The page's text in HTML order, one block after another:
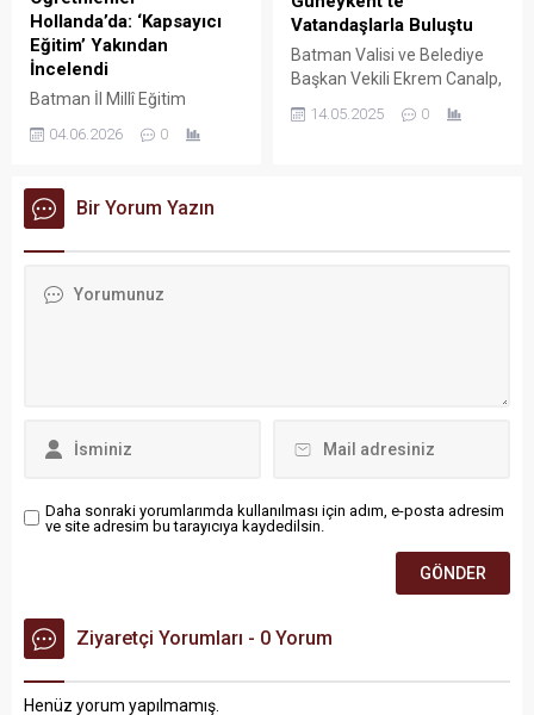
Hollanda’da: ‘Kapsayıcı
Eğitim’ Yakından
İncelendi
Batman İl Millî Eğitim
koordinatörlüğünde
Eğitimi Akreditasyonu
projesi kapsamında
Başı Gözlem" (Job
04.06.2026 0
Vatandaşlarla Buluştu
Batman Valisi ve Belediye
Başkan Vekili Ekrem Canalp,
İletişim, Yerinden Çözüm”
14.05.2025 0
Bir Yorum Yazın
Daha sonraki yorumlarımda kullanılması için adım, e-posta adresim
ve site adresim bu tarayıcıya kaydedilsin.
Ziyaretçi Yorumları - 0 Yorum
Henüz yorum yapılmamış.